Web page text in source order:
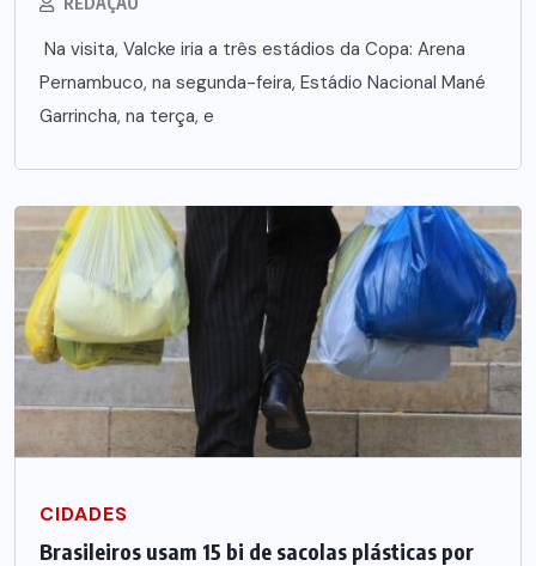
Na visita, Valcke iria a três estádios da Copa: Arena
Pernambuco, na segunda-feira, Estádio Nacional Mané
Garrincha, na terça, e
CIDADES
Brasileiros usam 15 bi de sacolas plásticas por